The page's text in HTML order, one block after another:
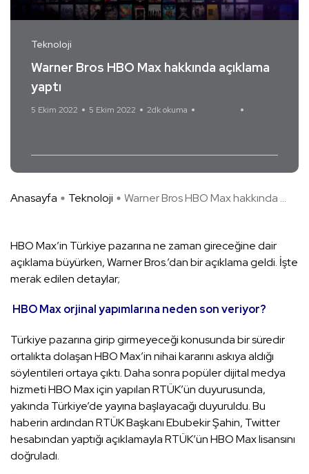
Teknoloji
Warner Bros HBO Max hakkında açıklama
yaptı
5 Ekim 2022 5 Ekim 2022 2dk okuma
Anasayfa Teknoloji Warner Bros HBO Max hakkında ...
HBO Max’in Türkiye pazarına ne zaman gireceğine dair
açıklama büyürken, Warner Bros.’dan bir açıklama geldi. İşte
merak edilen detaylar;
HBO Max orjinal yapımlarına neden son veriyor?
Türkiye pazarına girip girmeyeceği konusunda bir süredir
ortalıkta dolaşan HBO Max’in nihai kararını askıya aldığı
söylentileri ortaya çıktı. Daha sonra popüler dijital medya
hizmeti HBO Max için yapılan RTÜK’ün duyurusunda,
yakında Türkiye’de yayına başlayacağı duyuruldu. Bu
haberin ardından RTÜK Başkanı Ebubekir Şahin, Twitter
hesabından yaptığı açıklamayla RTÜK’ün HBO Max lisansını
doğruladı.